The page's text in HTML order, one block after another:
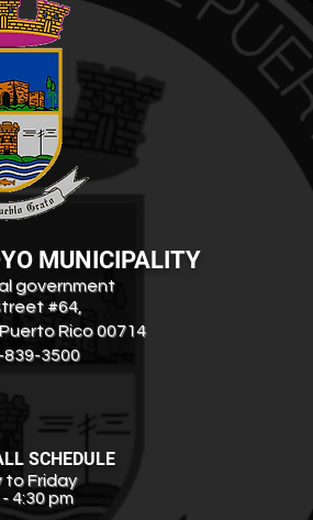
MUNICIPALITY
government
#64,
Rico 00714
839-3500
SCHEDULE
to Friday
4:30 pm